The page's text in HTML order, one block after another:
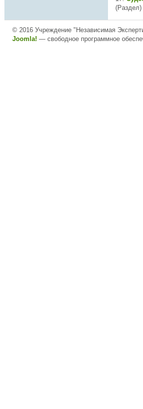
(Раздел)
© 2016 Учреждение "Независимая
Joomla! — свободное программное